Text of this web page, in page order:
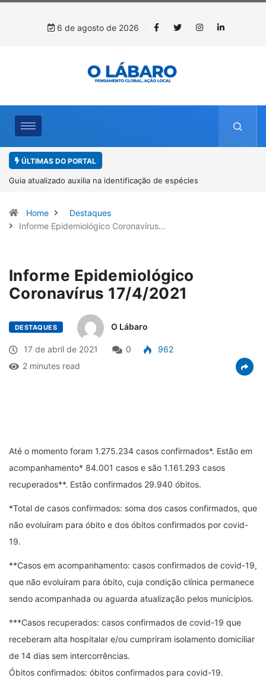
6 de agosto de 2026
ÚLTIMAS DO PORTAL
Kinross inicia rastreamento digital de 10 mil mudas usadas na
Home
Destaques
Informe Epidemiológico Coronavírus…
Informe Epidemiológico
Coronavírus 17/4/2021
DESTAQUES O Lábaro
17 de abril de 2021 0
962
2 minutes read
Até o momento foram 1.275.234 casos confirmados*. Estão em
acompanhamento* 84.001 casos e são 1.161.293 casos
recuperados**. Estão confirmados 29.940 óbitos.
*Total de casos confirmados: soma dos casos confirmados, que
não evoluíram para óbito e dos óbitos confirmados por covid-
19.
**Casos em acompanhamento: casos confirmados de covid-19,
que não evoluíram para óbito, cuja condição clínica permanece
sendo acompanhada ou aguarda atualização pelos municípios.
***Casos recuperados: casos confirmados de covid-19 que
receberam alta hospitalar e/ou cumpriram isolamento domiciliar
de 14 dias sem intercorrências.
Óbitos confirmados: óbitos confirmados para covid-19.